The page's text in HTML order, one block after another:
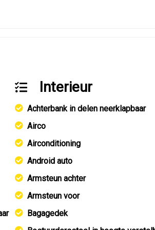
Interieur
Achterbank in delen neerklapbaar
Airco
Airconditioning
Android auto
Armsteun achter
Armsteun voor
Bagagedek